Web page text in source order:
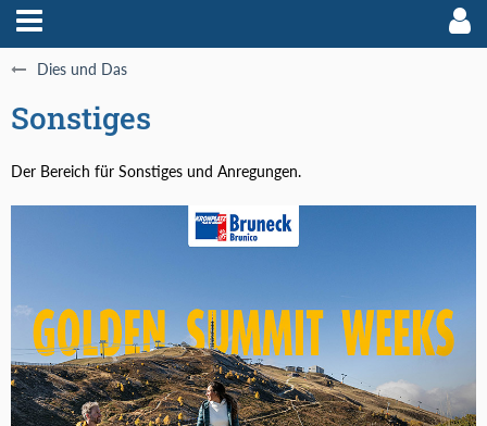
Dies und Das
Sonstiges
Der Bereich für Sonstiges und Anregungen.